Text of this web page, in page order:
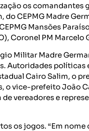
os comandantes
CEPMG Madre
Mansões
Coronel PM Marcelo
Militar Madre
Autoridades políticas
Cairo Salim, o
o vice-prefeito João
vereadores e
os jogos. “Em nome